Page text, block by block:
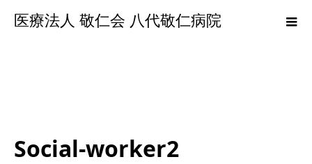
医療法人 敬仁会 八代敬仁病院
Social-worker2